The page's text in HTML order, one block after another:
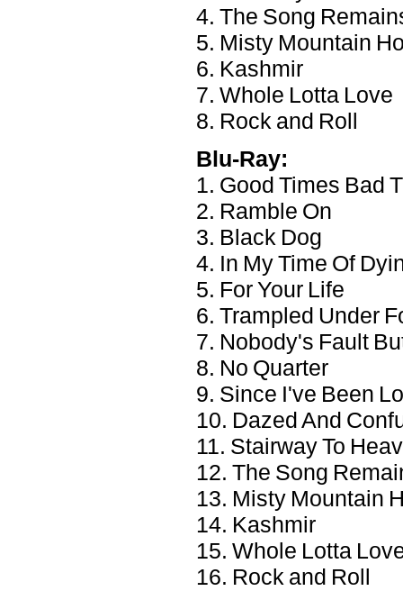
4. The Song
5. Misty Mountain
6. Kashmir
7. Whole Lotta Love
8. Rock and Roll
Blu-Ray:
1. Good Times Bad
2. Ramble On
3. Black Dog
4. In My Time Of
5. For Your Life
6. Trampled Under
7. Nobody's Fault
8. No Quarter
9. Since I've Been
10. Dazed And
11. Stairway To
12. The Song
13. Misty Mountain
14. Kashmir
15. Whole Lotta
16. Rock and Roll